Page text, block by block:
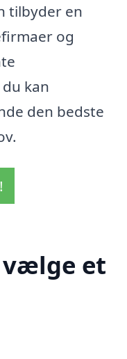
tilbyder en
og
kan
den bedste
vælge et